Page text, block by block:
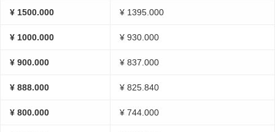
¥ 1500.000 ¥ 1395.000
¥ 1000.000 ¥ 930.000
¥ 900.000 ¥ 837.000
¥ 888.000 ¥ 825.840
¥ 800.000 ¥ 744.000